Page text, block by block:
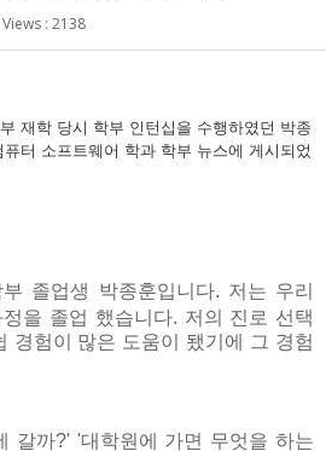
Views : 2138
재학 당시 학부 인턴십을 수행하였던 박종
터 소프트웨어 학과 학부 뉴스에 게시되었
부 졸업생 박종훈입니다. 저는 우리
을 졸업 했습니다. 저의 진로 선택
경험이 많은 도움이 됐기에 그 경험
갈까?' '대학원에 가면 무엇을 하는